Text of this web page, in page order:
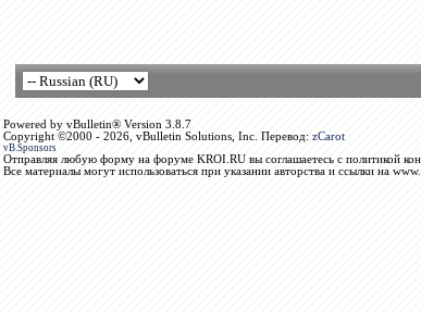
Powered by vBulletin® Version 3.8.7
Copyright ©2000 - 2026, vBulletin Solutions, Inc. Перевод: zCarot
vB.Sponsors
Отправляя любую форму на форуме KROI.RU вы соглашаетесь с политикой
Все материалы могут использоваться при указании авторства и ссылки на